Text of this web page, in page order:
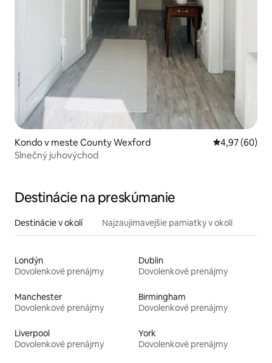
Kondo v meste County Wexford Priemerné
4,97 (60)
Slnečný juhovýchod
Destinácie na preskúmanie
Destinácie v okolí Najzaujímavejšie pamiatky v okolí
Londýn
Dovolenkové prenájmy
Dublin
Dovolenkové prenájmy
Manchester
Dovolenkové prenájmy
Birmingham
Dovolenkové prenájmy
Liverpool
Dovolenkové prenájmy
York
Dovolenkové prenájmy